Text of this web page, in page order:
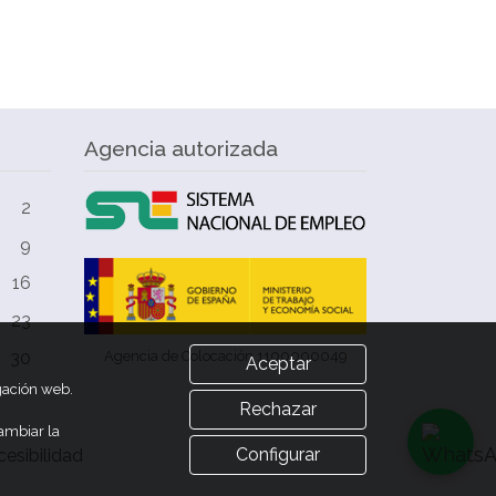
2
9
16
23
30
Agencia autorizada
Agencia de Colocación 1100000049
web.
la
Aceptar
Rechazar
Configurar